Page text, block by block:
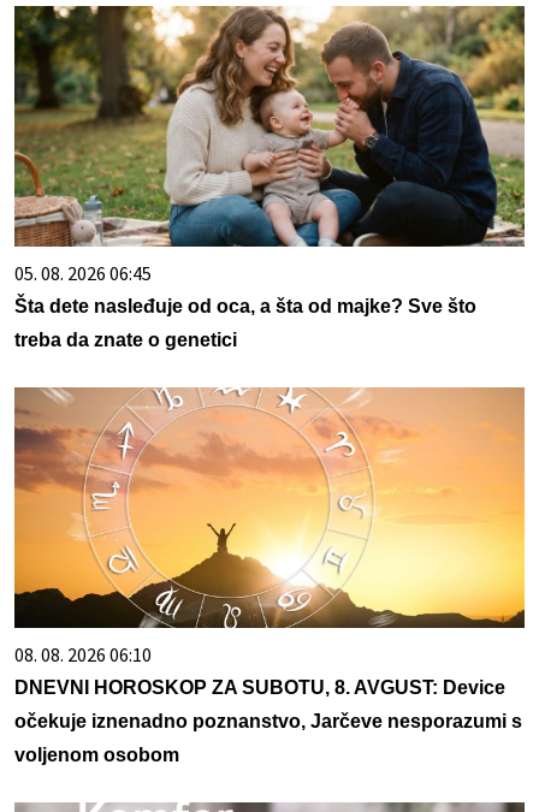
05. 08. 2026 06:45
Šta dete nasleđuje od oca, a šta od majke? Sve što
treba da znate o genetici
08. 08. 2026 06:10
DNEVNI HOROSKOP ZA SUBOTU, 8. AVGUST: Device
očekuje iznenadno poznanstvo, Jarčeve nesporazumi s
voljenom osobom